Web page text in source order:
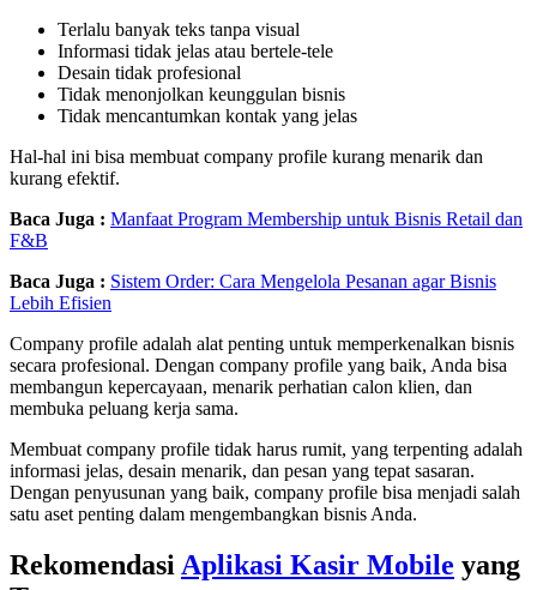
Terlalu banyak teks tanpa visual
Informasi tidak jelas atau bertele-tele
Desain tidak profesional
Tidak menonjolkan keunggulan bisnis
Tidak mencantumkan kontak yang jelas
Hal-hal ini bisa membuat company profile kurang menarik dan
kurang efektif.
Baca Juga : Manfaat Program Membership untuk Bisnis Retail dan
F&B
Baca Juga : Sistem Order: Cara Mengelola Pesanan agar Bisnis
Lebih Efisien
Company profile adalah alat penting untuk memperkenalkan bisnis
secara profesional. Dengan company profile yang baik, Anda bisa
membangun kepercayaan, menarik perhatian calon klien, dan
membuka peluang kerja sama.
Membuat company profile tidak harus rumit, yang terpenting adalah
informasi jelas, desain menarik, dan pesan yang tepat sasaran.
Dengan penyusunan yang baik, company profile bisa menjadi salah
satu aset penting dalam mengembangkan bisnis Anda.
Rekomendasi Aplikasi Kasir Mobile yang